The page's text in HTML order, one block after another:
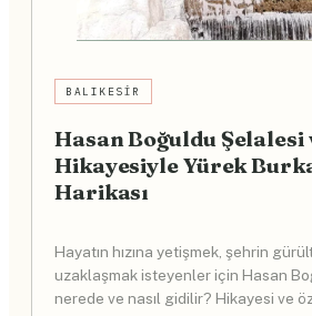
BALIKESIR
Hasan Boğuldu Şelalesi
Hikayesiyle Yürek
Harikası
Hayatın hızına yetişmek, şehrin
uzaklaşmak isteyenler için Hasan
nerede ve nasıl gidilir? Hikayesi ve